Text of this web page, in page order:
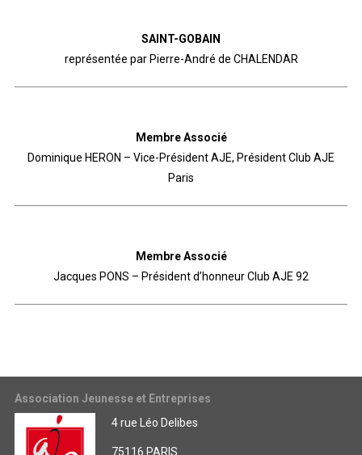
SAINT-GOBAIN
représentée par Pierre-André de CHALENDAR
Membre Associé
Dominique HERON – Vice-Président AJE, Président Club AJE
Paris
Membre Associé
Jacques PONS – Président d’honneur Club AJE 92
Association Jeunesse et Entreprises
4 rue Léo Delibes
75116 PARIS